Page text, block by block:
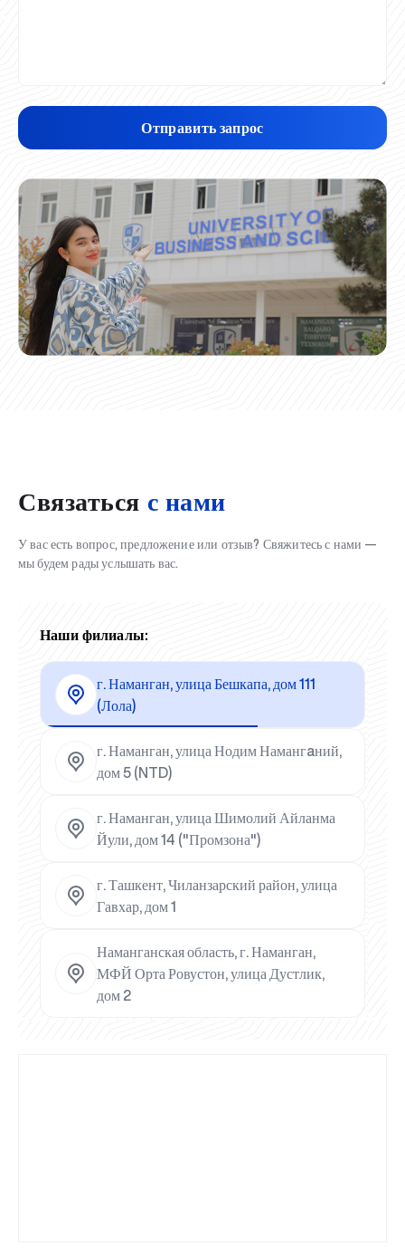
Отправить запрос
Связаться с нами
У вас есть вопрос, предложение или отзыв? Свяжитесь с нами —
мы будем рады услышать вас.
Наши филиалы:
г. Наманган, улица Бешкапа, дом 111
(Лола)
г. Наманган, улица Нодим Намангaний,
дом 5 (NTD)
г. Наманган, улица Шимолий Айланма
Йули, дом 14 ("Промзона")
г. Ташкент, Чиланзарский район, улица
Гавхар, дом 1
Наманганская область, г. Наманган,
МФЙ Орта Ровустон, улица Дустлик,
дом 2